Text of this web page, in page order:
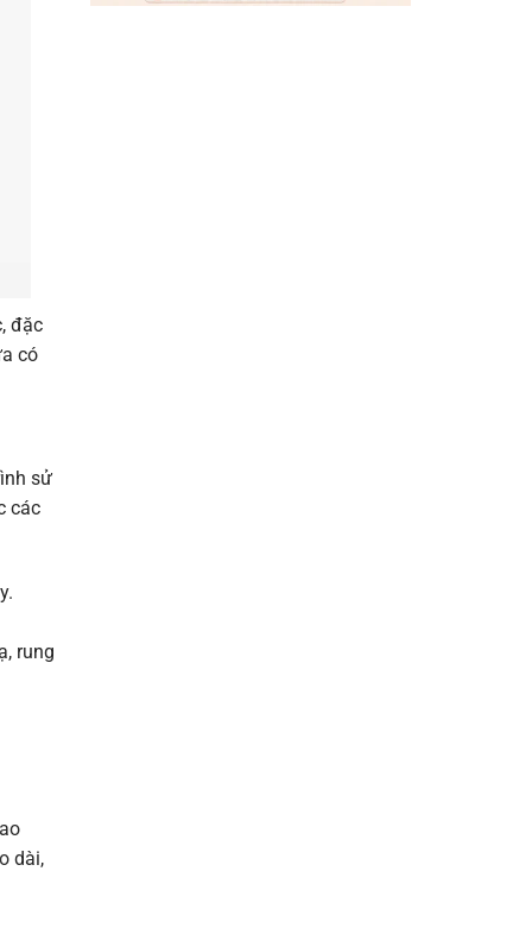
đặc
có
sử
các
rung
dài,